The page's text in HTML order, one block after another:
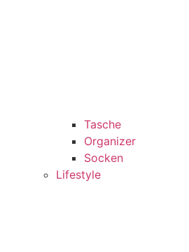
Tasche
Organizer
Socken
Lifestyle